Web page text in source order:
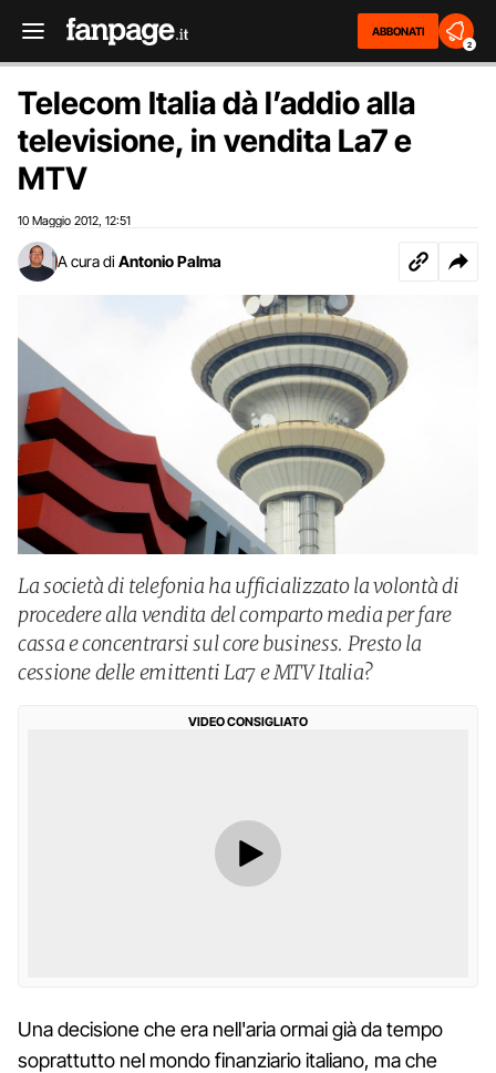
ABBONATI
2
Telecom Italia dà l’addio alla
televisione, in vendita La7 e
MTV
10 Maggio 2012 12:51
A cura di Antonio Palma
La società di telefonia ha ufficializzato la volontà di
procedere alla vendita del comparto media per fare
cassa e concentrarsi sul core business. Presto la
cessione delle emittenti La7 e MTV Italia?
VIDEO CONSIGLIATO
Una decisione che era nell'aria ormai già da tempo
soprattutto nel mondo finanziario italiano, ma che